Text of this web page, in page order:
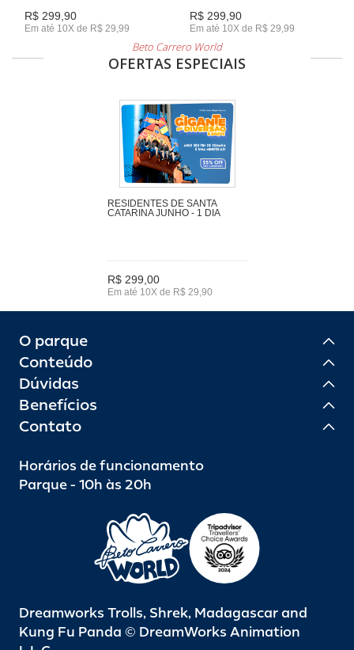
R$ 299,90
Em até 10X de R$ 29,99
R$ 299,90
Em até 10X de R$ 29,99
Beto Carrero World
OFERTAS ESPECIAIS
RESIDENTES DE SANTA
CATARINA JUNHO - 1 DIA
R$ 299,00
Em até 10X de R$ 29,90
O parque
Conteúdo
Dúvidas
Benefícios
Contato
Horários de funcionamento
Parque - 10h às 20h
Dreamworks Trolls, Shrek, Madagascar and
Kung Fu Panda © DreamWorks Animation